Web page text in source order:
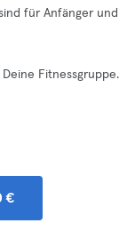
für Anfänger und
Fitnessgruppe.
€